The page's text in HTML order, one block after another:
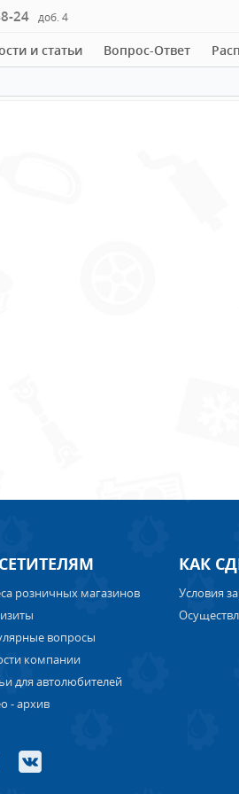
24 доб. 4
и статьи Вопрос-Ответ
розничных магазинов
вопросы
компании
для автолюбителей
- архив
КАК
Условия